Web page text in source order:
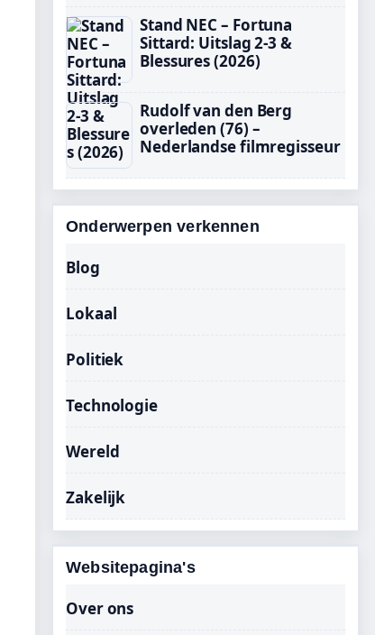
Stand NEC – Fortuna
Sittard: Uitslag 2-3 &
Blessures (2026)
Rudolf van den Berg
overleden (76) –
Nederlandse filmregisseur
Onderwerpen verkennen
Blog
Lokaal
Politiek
Technologie
Wereld
Zakelijk
Websitepagina's
Over ons